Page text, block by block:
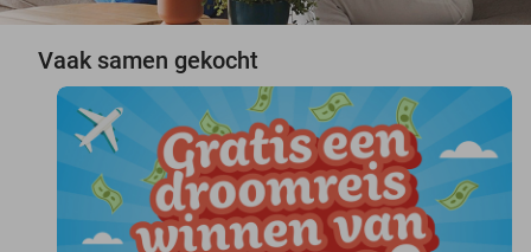
Vaak samen gekocht